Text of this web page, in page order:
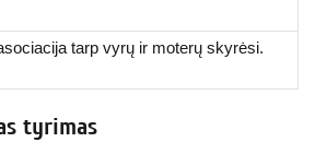
tarp vyrų ir moterų skyrėsi.
tyrimas